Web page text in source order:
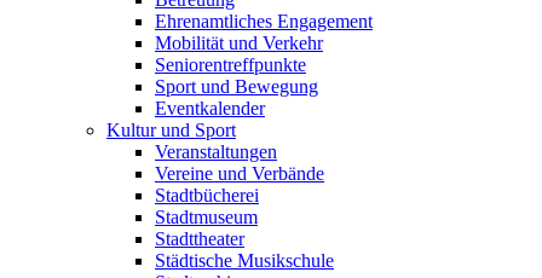
Ehrenamtliches Engagement
Mobilität und Verkehr
Seniorentreffpunkte
Sport und Bewegung
Eventkalender
Kultur und Sport
Veranstaltungen
Vereine und Verbände
Stadtbücherei
Stadtmuseum
Stadttheater
Städtische Musikschule